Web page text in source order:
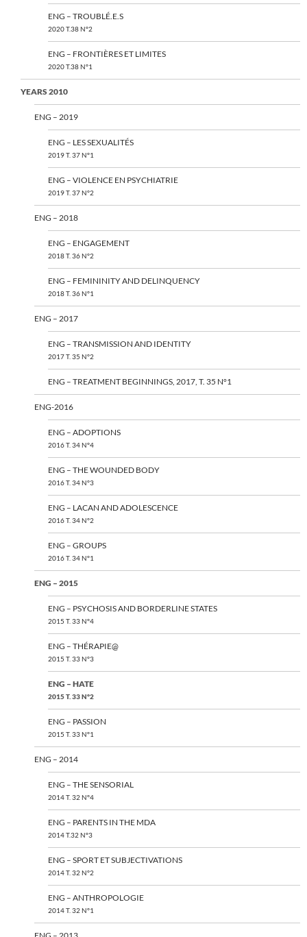
ENG – TROUBLÉ.E.S
2020 T.38 N°2
ENG – FRONTIÈRES ET LIMITES
2020 T.38 N°1
YEARS 2010
ENG – 2019
ENG – LES SEXUALITÉS
2019 T. 37 N°1
ENG – VIOLENCE EN PSYCHIATRIE
2019 T. 37 N°2
ENG – 2018
ENG – ENGAGEMENT
2018 T. 36 N°2
ENG – FEMININITY AND DELINQUENCY
2018 T. 36 N°1
ENG – 2017
ENG – TRANSMISSION AND IDENTITY
2017 T. 35 N°2
ENG – TREATMENT BEGINNINGS, 2017, T. 35 N°1
ENG-2016
ENG – ADOPTIONS
2016 T. 34 N°4
ENG – THE WOUNDED BODY
2016 T. 34 N°3
ENG – LACAN AND ADOLESCENCE
2016 T. 34 N°2
ENG – GROUPS
2016 T. 34 N°1
ENG – 2015
ENG – PSYCHOSIS AND BORDERLINE STATES
2015 T. 33 N°4
ENG – THÉRAPIE@
2015 T. 33 N°3
ENG – HATE
2015 T. 33 N°2
ENG – PASSION
2015 T. 33 N°1
ENG – 2014
ENG – THE SENSORIAL
2014 T. 32 N°4
ENG – PARENTS IN THE MDA
2014 T.32 N°3
ENG – SPORT ET SUBJECTIVATIONS
2014 T. 32 N°2
ENG – ANTHROPOLOGIE
2014 T. 32 N°1